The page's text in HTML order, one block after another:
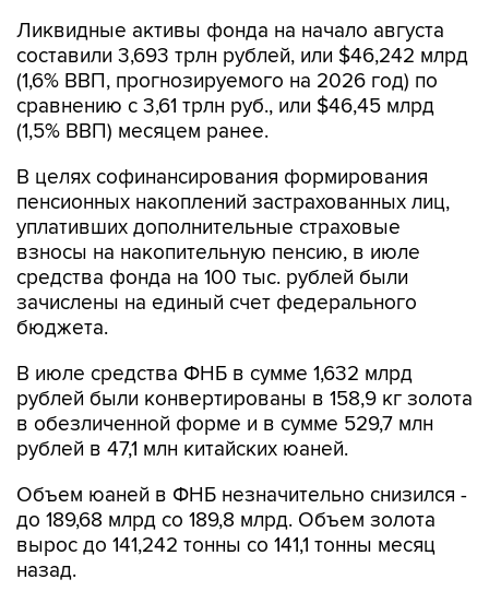
Ликвидные активы фонда на начало августа
составили 3,693 трлн рублей, или $46,242 млрд
(1,6% ВВП, прогнозируемого на 2026 год) по
сравнению с 3,61 трлн руб., или $46,45 млрд
(1,5% ВВП) месяцем ранее.
В целях софинансирования формирования
пенсионных накоплений застрахованных лиц,
уплативших дополнительные страховые
взносы на накопительную пенсию, в июле
средства фонда на 100 тыс. рублей были
зачислены на единый счет федерального
бюджета.
В июле средства ФНБ в сумме 1,632 млрд
рублей были конвертированы в 158,9 кг золота
в обезличенной форме и в сумме 529,7 млн
рублей в 47,1 млн китайских юаней.
Объем юаней в ФНБ незначительно снизился -
до 189,68 млрд со 189,8 млрд. Объем золота
вырос до 141,242 тонны со 141,1 тонны месяц
назад.